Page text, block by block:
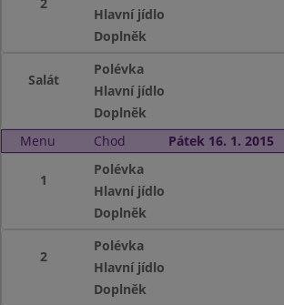
Hlavní jídlo
Doplněk
Salát
Polévka
Hlavní jídlo
Doplněk
Menu
Chod Pátek 16. 1. 2015
1
Polévka
Hlavní jídlo
Doplněk
2
Polévka
Hlavní jídlo
Doplněk